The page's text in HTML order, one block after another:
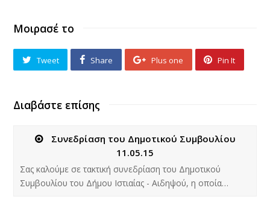
Μοιρασέ το
Tweet Share Plus one Pin It
Διαβάστε επίσης
Συνεδρίαση του Δημοτικού Συμβουλίου
11.05.15
Σας καλούμε σε τακτική συνεδρίαση του Δημοτικού
Συμβουλίου του Δήμου Ιστιαίας - Αιδηψού, η οποία…